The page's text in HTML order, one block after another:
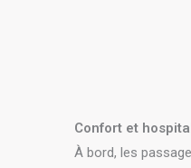
Confort et
À bord, les